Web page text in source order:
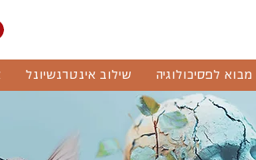
מבוא לפסיכולוגיה שילוב אינטרנשיונל